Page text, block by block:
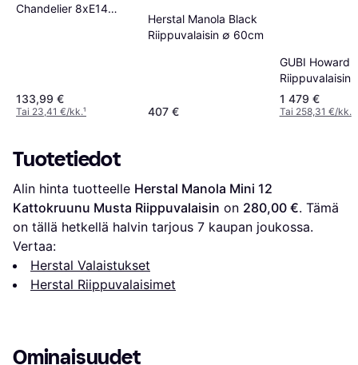
Chandelier 8xE14
133,99 €
Tai 23,41 €/kk.¹
Herstal Manola Black
Riippuvalaisin ∅ 60cm
407 €
GUBI Howard
Riippuvalaisin
133.6cm
1 479 €
Tai 258,31 €/kk.
Tuotetiedot
Alin hinta tuotteelle Herstal Manola Mini 12
Kattokruunu Musta Riippuvalaisin on 280,00 €. Tämä
on tällä hetkellä halvin tarjous 7 kaupan joukossa.
Vertaa:
Herstal Valaistukset
Herstal Riippuvalaisimet
Ominaisuudet